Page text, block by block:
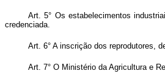
Art. 5° Os estabelecimentos
credenciada.
Art. 6° A inscrição dos reprodutores,
Art. 7° O Ministério da Agricultura e